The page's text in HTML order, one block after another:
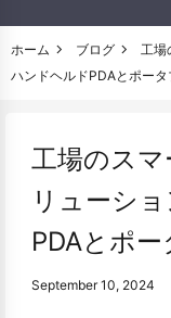
ホーム ブログ
工場
ハンドヘルドPDAとポー
工場のス
リューシ
PDAとポ
September 10, 2024